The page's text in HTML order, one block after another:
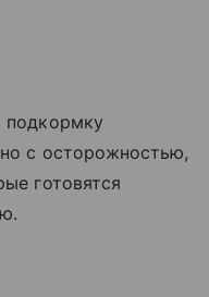
подкормку
с осторожностью,
готовятся